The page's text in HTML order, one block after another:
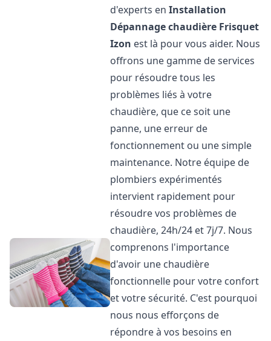
d'experts enInstallation
Dépannage chaudière Frisquet
Izon est là pour vous aider. Nous
offrons une gamme de services
pour résoudre tous les
problèmes liés à votre
chaudière, que ce soit une
panne, une erreur de
fonctionnement ou une simple
maintenance. Notre équipe de
plombiers expérimentés
intervient rapidement pour
résoudre vos problèmes de
chaudière, 24h/24 et 7j/7. Nous
comprenons l'importance
d'avoir une chaudière
fonctionnelle pour votre confort
et votre sécurité. C'est pourquoi
nous nous efforçons de
répondre à vos besoins en